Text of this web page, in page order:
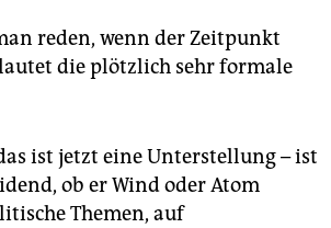
reden, wenn der Zeitpunkt
die plötzlich sehr formale
ist jetzt eine Unterstellung – ist
ob er Wind oder Atom
Themen, auf